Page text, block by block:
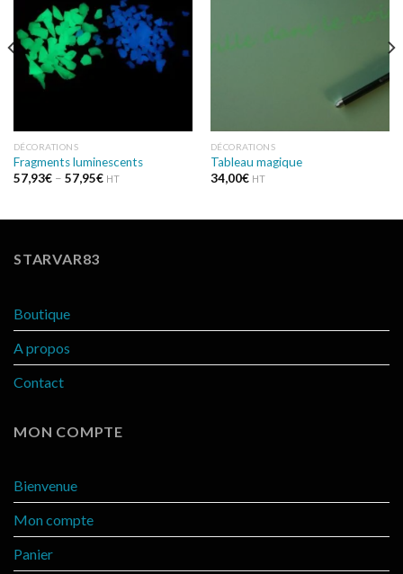
wishlist
DÉCORATIONS
Fragments luminescents
57,93€– 57,95€ HT
DÉCORATIONS
Tableau magique
34,00€ HT
STARVAR83
Boutique
A propos
Contact
MON COMPTE
Bienvenue
Mon compte
Panier